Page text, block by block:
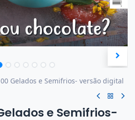
Gelados e Semifrios- versão digital
e Semifrios-